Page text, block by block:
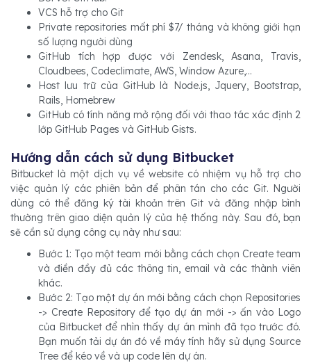
VCS hỗ trợ cho Git
Private repositories mất phí $7/ tháng và không giới hạn
số lượng người dùng
GitHub tích hợp được với Zendesk, Asana, Travis,
Cloudbees, Codeclimate, AWS, Window Azure,...
Host lưu trữ của GitHub là Node.js, Jquery, Bootstrap,
Rails, Homebrew
GitHub có tính năng mở rộng đối với thao tác xác định 2
lớp GitHub Pages và GitHub Gists.
Hướng dẫn cách sử dụng Bitbucket
Bitbucket là một dịch vụ về website có nhiệm vụ hỗ trợ cho
việc quản lý các phiên bản để phân tán cho các Git. Người
dùng có thể đăng ký tài khoản trên Git và đăng nhập bình
thường trên giao diện quản lý của hệ thống này. Sau đó, bạn
sẽ cần sử dụng công cụ này như sau:
Bước 1: Tạo một team mới bằng cách chọn Create team
và điền đầy đủ các thông tin, email và các thành viên
khác.
Bước 2: Tạo một dự án mới bằng cách chọn Repositories
-> Create Repository để tạo dự án mới -> ấn vào Logo
của Bitbucket để nhìn thấy dự án mình đã tạo trước đó.
Bạn muốn tải dự án đó về máy tính hãy sử dụng Source
Tree để kéo về và up code lên dự án.